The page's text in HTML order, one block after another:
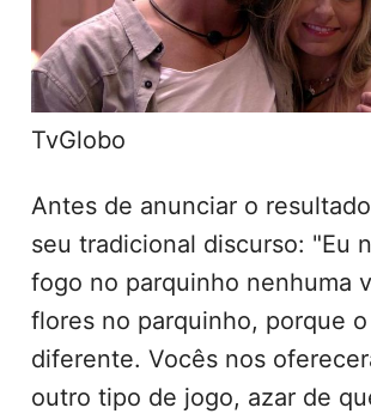
TvGlobo
Antes de anunciar o
seu tradicional discurso: "Eu
fogo no parquinho nenhuma
flores no parquinho, porque o
diferente. Vocês nos
outro tipo de jogo, azar de